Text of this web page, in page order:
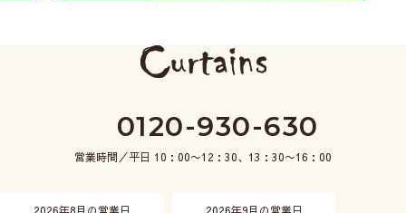
0120-930-630
営業時間／平日 10：00〜12：30、13：30〜16：00
2026年8月の営業日 2026年9月の営業日